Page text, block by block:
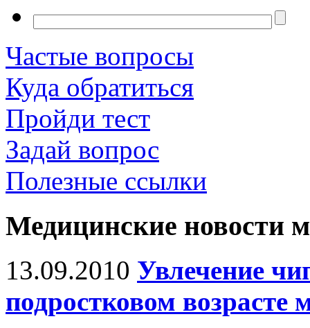
Частые вопросы
Куда обратиться
Пройди тест
Задай вопрос
Полезные ссылки
Медицинские новости
13.09.2010 Увлечение
подростковом возрасте